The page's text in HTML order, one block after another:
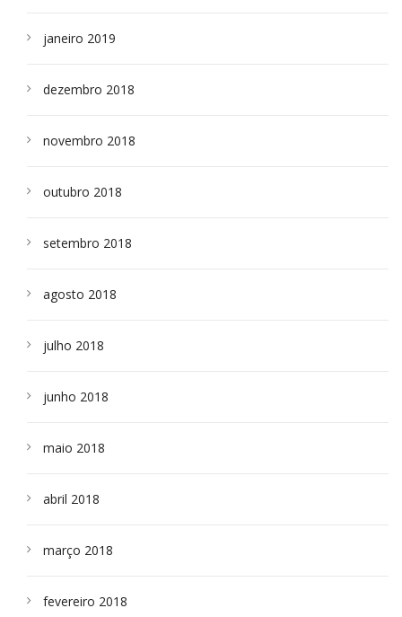
janeiro 2019
dezembro 2018
novembro 2018
outubro 2018
setembro 2018
agosto 2018
julho 2018
junho 2018
maio 2018
abril 2018
março 2018
fevereiro 2018